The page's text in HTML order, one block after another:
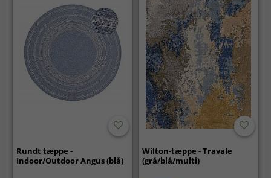
Rundt tæppe -
Indoor/Outdoor Angus (blå)
Wilton-tæppe - Travale
(grå/blå/multi)